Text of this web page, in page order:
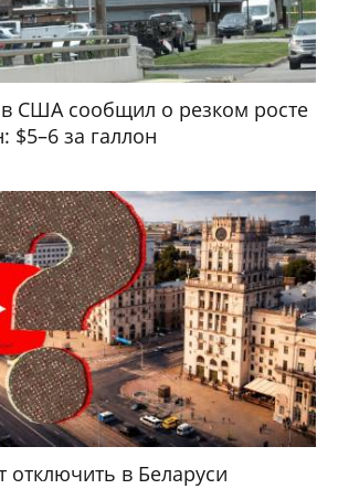
США сообщил о резком росте
$5–6 за галлон
отключить в Беларуси